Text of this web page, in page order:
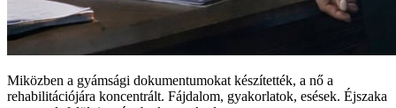
Miközben a gyámsági dokumentumokat készítették, a nő a
rehabilitációjára koncentrált. Fájdalom, gyakorlatok, esések. Éjszaka